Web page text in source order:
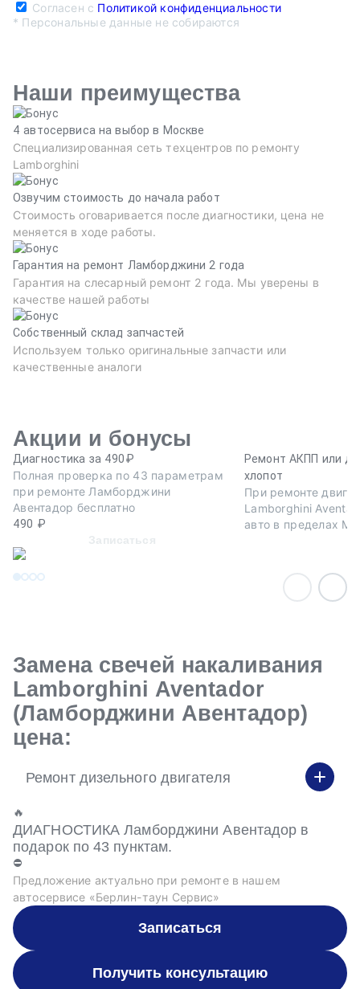
Согласен с Политикой конфиденциальности
* Персональные данные не собираются
Наши преимущества
4 автосервиса на выбор в Москве
Специализированная сеть техцентров по ремонту
Lamborghini
Озвучим стоимость до начала работ
Стоимость оговаривается после диагностики, цена не
меняется в ходе работы.
Гарантия на ремонт Ламборджини 2 года
Гарантия на слесарный ремонт 2 года. Мы уверены в
качестве нашей работы
Собственный склад запчастей
Используем только оригинальные запчасти или
качественные аналоги
Акции и бонусы
Диагностика за 490₽
Полная проверка по 43 параметрам
при ремонте Ламборджини
Авентадор бесплатно
490 ₽
Записаться
Ремонт АКПП или
хлопот
При ремонте
Lamborghini
авто в пределах
Замена свечей накаливания
Lamborghini Aventador
(Ламборджини Авентадор)
цена:
Ремонт дизельного двигателя
🔥
ДИАГНОСТИКА Ламборджини Авентадор в
подарок по 43 пунктам.
⛔
Предложение актуально при ремонте в нашем
автосервисе «Берлин-таун Сервис»
Записаться
Получить консультацию